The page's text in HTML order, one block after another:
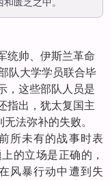
统帅、伊斯兰革命
队大学学员联合毕
，这些部队人员是
指出，犹太复国主
法弥补的失败。
所未有的战事时表
的立场是正确的，
风暴行动中遭到失